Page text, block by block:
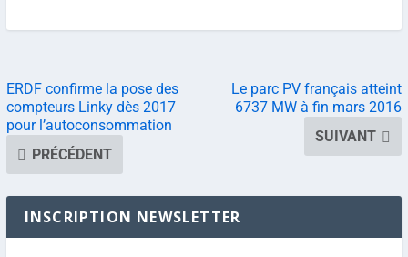
ERDF confirme la pose des
compteurs Linky dès 2017
pour l’autoconsommation
PRÉCÉDENT
Le parc PV français atteint
6737 MW à fin mars 2016
SUIVANT
INSCRIPTION NEWSLETTER